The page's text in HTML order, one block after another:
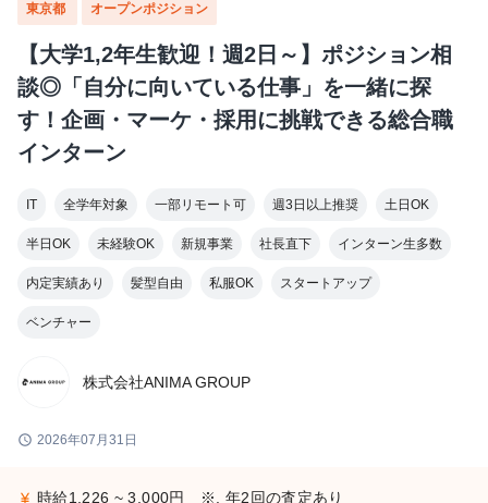
東京都 オープンポジション
【大学1,2年生歓迎！週2日～】ポジション相
談◎「自分に向いている仕事」を一緒に探
す！企画・マーケ・採用に挑戦できる総合職
インターン
IT 全学年対象 一部リモート可 週3日以上推奨 土日OK
半日OK 未経験OK 新規事業 社長直下 インターン生多数
内定実績あり 髪型自由 私服OK スタートアップ
ベンチャー
株式会社ANIMA GROUP
schedule 2026年07月31日
currency_yen 時給1,226 ~ 3,000円 ※. 年2回の査定あり